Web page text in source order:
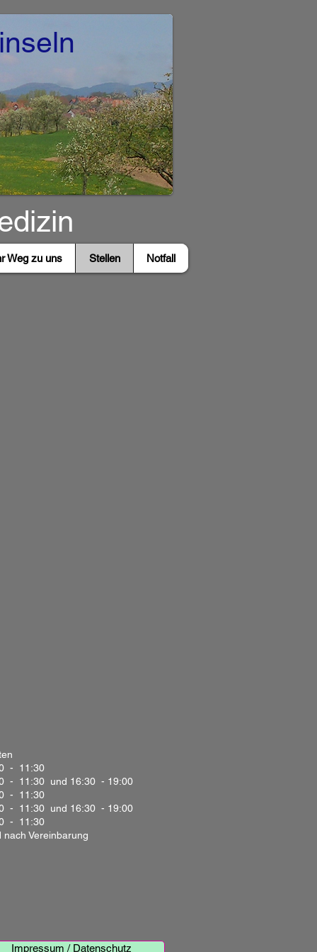
Weg zu uns Stellen Notfall
- 11:30
- 11:30 und 16:30 - 19:00
- 11:30
- 11:30 und 16:30 - 19:00
- 11:30
nach Vereinbarung
Impressum / Datenschutz